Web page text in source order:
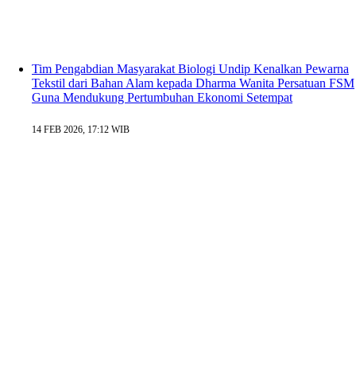
Tim Pengabdian Masyarakat Biologi Undip Kenalkan Pewarna
Tekstil dari Bahan Alam kepada Dharma Wanita Persatuan FSM
Guna Mendukung Pertumbuhan Ekonomi Setempat
14 FEB 2026, 17:12 WIB